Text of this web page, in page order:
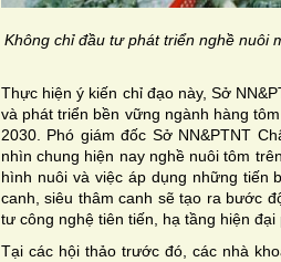
Không chỉ đầu tư phát triển nghề nuôi
Thực hiện ý kiến chỉ đạo này, Sở
và phát triển bền vững ngành hàng
2030. Phó giám đốc Sở NN&PTNT
nhìn chung hiện nay nghề nuôi tôm
hình nuôi và việc áp dụng những tiến
canh, siêu thâm canh sẽ tạo ra bước
tư công nghệ tiên tiến, hạ tầng hiện đại
Tại các hội thảo trước đó, các nhà